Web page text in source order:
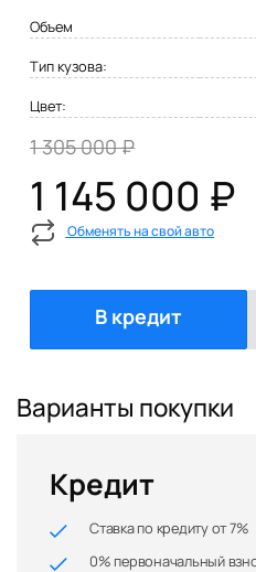
Объем
Тип кузова:
Цвет:
1 305 000 ₽
1 145 000 ₽
Обменять на свой авто
В кредит
Варианты покупки
Кредит
Ставка по кредиту от 7%
0% первоначальный